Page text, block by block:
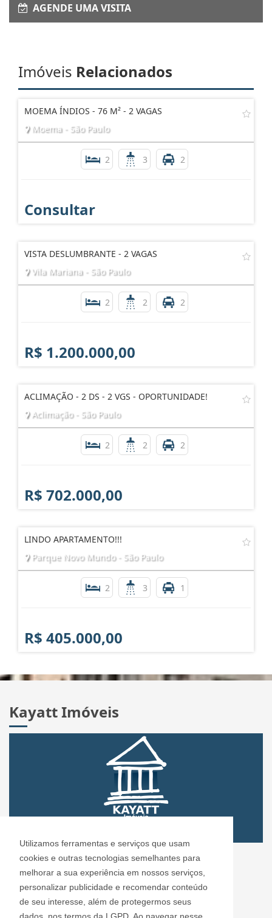
Utilizamos ferramentas e serviços que usam
cookies e outras tecnologias semelhantes para
melhorar a sua experiência em nossos serviços,
personalizar publicidade e recomendar conteúdo
de seu interesse, além de protegermos seus
AGENDE UMA VISITA
Imóveis Relacionados
MOEMA ÍNDIOS - 76 M² - 2 VAGAS
Moema - São Paulo
2 3 2
Consultar
VISTA DESLUMBRANTE - 2 VAGAS
Vila Mariana - São Paulo
2 2 2
R$ 1.200.000,00
ACLIMAÇÃO - 2 DS - 2 VGS - OPORTUNIDADE!
Aclimação - São Paulo
2 2 2
R$ 702.000,00
LINDO APARTAMENTO!!!
Parque Novo Mundo - São Paulo
2 3 1
R$ 405.000,00
Kayatt Imóveis
CRECI: 72.304
Informações de Contato
Kayatt Imóveis - 72.304